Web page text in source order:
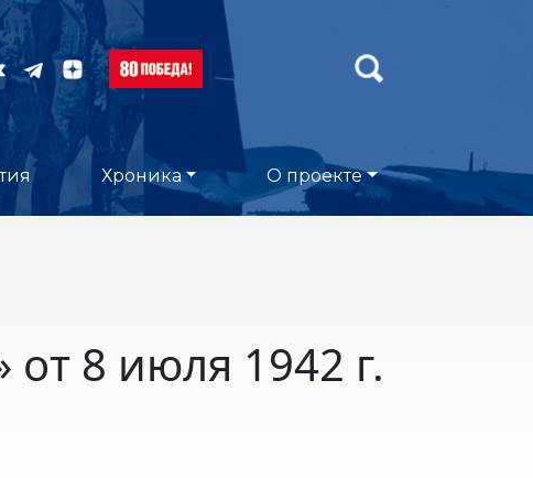
Хроника О проекте
8 июля 1942 г.